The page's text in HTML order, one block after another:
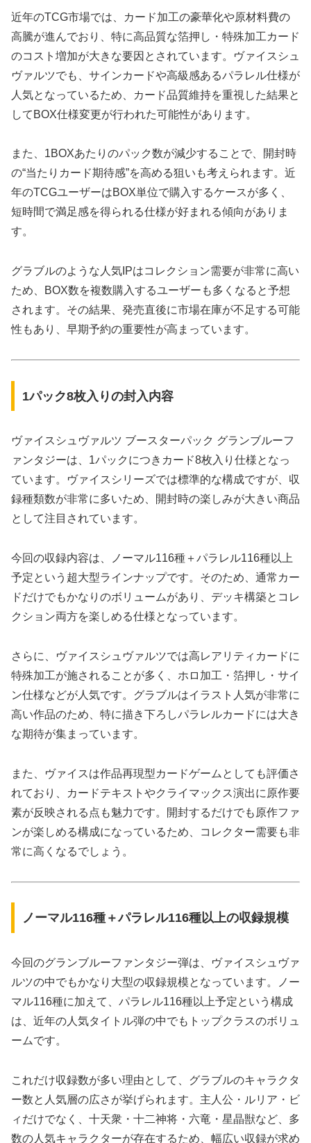
近年のTCG市場では、カード加工の豪華化や原材料費の
高騰が進んでおり、特に高品質な箔押し・特殊加工カード
のコスト増加が大きな要因とされています。ヴァイスシュ
ヴァルツでも、サインカードや高級感あるパラレル仕様が
人気となっているため、カード品質維持を重視した結果と
してBOX仕様変更が行われた可能性があります。
また、1BOXあたりのパック数が減少することで、開封時
の“当たりカード期待感”を高める狙いも考えられます。近
年のTCGユーザーはBOX単位で購入するケースが多く、
短時間で満足感を得られる仕様が好まれる傾向がありま
す。
グラブルのような人気IPはコレクション需要が非常に高い
ため、BOX数を複数購入するユーザーも多くなると予想
されます。その結果、発売直後に市場在庫が不足する可能
性もあり、早期予約の重要性が高まっています。
1パック8枚入りの封入内容
ヴァイスシュヴァルツ ブースターパック グランブルーフ
ァンタジーは、1パックにつきカード8枚入り仕様となっ
ています。ヴァイスシリーズでは標準的な構成ですが、収
録種類数が非常に多いため、開封時の楽しみが大きい商品
として注目されています。
今回の収録内容は、ノーマル116種＋パラレル116種以上
予定という超大型ラインナップです。そのため、通常カー
ドだけでもかなりのボリュームがあり、デッキ構築とコレ
クション両方を楽しめる仕様となっています。
さらに、ヴァイスシュヴァルツでは高レアリティカードに
特殊加工が施されることが多く、ホロ加工・箔押し・サイ
ン仕様などが人気です。グラブルはイラスト人気が非常に
高い作品のため、特に描き下ろしパラレルカードには大き
な期待が集まっています。
また、ヴァイスは作品再現型カードゲームとしても評価さ
れており、カードテキストやクライマックス演出に原作要
素が反映される点も魅力です。開封するだけでも原作ファ
ンが楽しめる構成になっているため、コレクター需要も非
常に高くなるでしょう。
ノーマル116種＋パラレル116種以上の収録規模
今回のグランブルーファンタジー弾は、ヴァイスシュヴァ
ルツの中でもかなり大型の収録規模となっています。ノー
マル116種に加えて、パラレル116種以上予定という構成
は、近年の人気タイトル弾の中でもトップクラスのボリュ
ームです。
これだけ収録数が多い理由として、グラブルのキャラクタ
ー数と人気層の広さが挙げられます。主人公・ルリア・ビ
ィだけでなく、十天衆・十二神将・六竜・星晶獣など、多
数の人気キャラクターが存在するため、幅広い収録が求め